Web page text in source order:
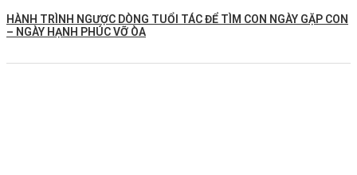
HÀNH TRÌNH NGƯỢC DÒNG TUỔI TÁC ĐỂ TÌM CON NGÀY GẶP CON
– NGÀY HẠNH PHÚC VỠ ÒA